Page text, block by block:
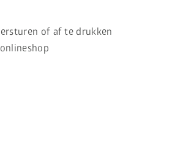
of af te drukken